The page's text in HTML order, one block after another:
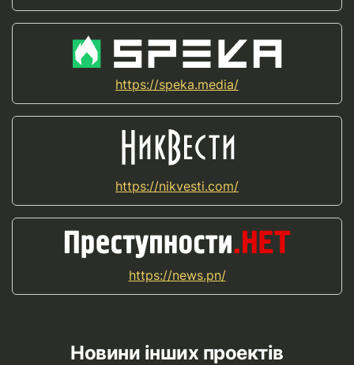
https://speka.media/
https://nikvesti.com/
https://news.pn/
Новини інших проектів